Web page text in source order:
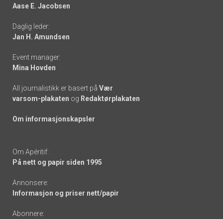
-
links
Aase E. Jacobsen
Daglig leder:
Jan H. Amundsen
Event manager:
Mina Hovden
All journalistikk er basert på Vær
varsom-plakaten og Redaktørplakaten
Om informasjonskapsler
Om Apéritif:
På nett og papir siden 1995
Annonsere:
Informasjon og priser nett/papir
Abonnere: